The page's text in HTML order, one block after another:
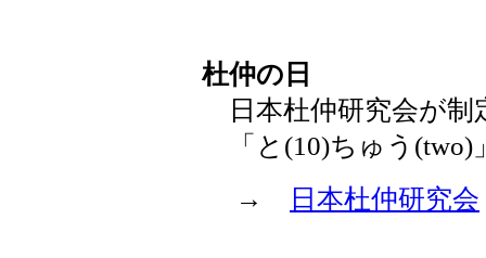
杜仲の日
日本杜仲研究会が制
「と(10)ちゅう(two)
→
日本杜仲研究会